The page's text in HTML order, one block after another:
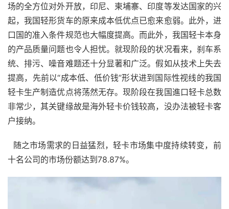
场的全方位对外开放，印尼、柬埔寨、印度等发达国家的兴
起，我国轻形货车的原来成本低优点已愈来愈弱。此外，进
口国的准入条件规范也大幅度提高。而此外，我国轻卡本身
的产品质量问题也令人担忧。就现阶段的状况看来，刹车系
统、排污、噪音难题还十分显著和广泛。假如从技术上失去
提高，先前以“成本低、低价钱”形状进到国际性视线的我国
轻卡生产制造优点将荡然无存。现阶段在我国進口轻卡总数
非常少，其关键缘故是海外轻卡价钱较高，没办法被轻卡客
户接纳。
十名公司的市场份额达到78.87%。